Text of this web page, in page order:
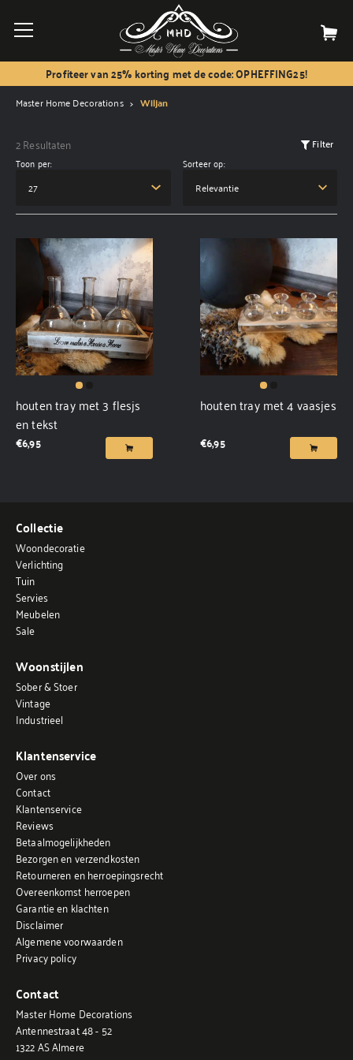
Profiteer van 25% korting met de code: OPHEFFING25!
Master Home Decorations Wiljan
2 Resultaten
Filter
Toon per:
Sorteer op:
houten tray met 3 flesjs
en tekst
€6,95
houten tray met 4 vaasjes
€6,95
Collectie
Woondecoratie
Verlichting
Tuin
Servies
Meubelen
Sale
Woonstijlen
Sober & Stoer
Vintage
Industrieel
Klantenservice
Over ons
Contact
Klantenservice
Reviews
Betaalmogelijkheden
Bezorgen en verzendkosten
Retourneren en herroepingsrecht
Overeenkomst herroepen
Garantie en klachten
Disclaimer
Algemene voorwaarden
Privacy policy
Contact
Master Home Decorations
Antennestraat 48 - 52
1322 AS Almere